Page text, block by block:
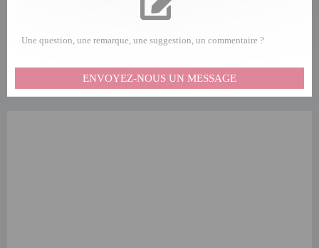
Une question, une remarque, une suggestion, un commentaire ?
ENVOYEZ-NOUS UN MESSAGE